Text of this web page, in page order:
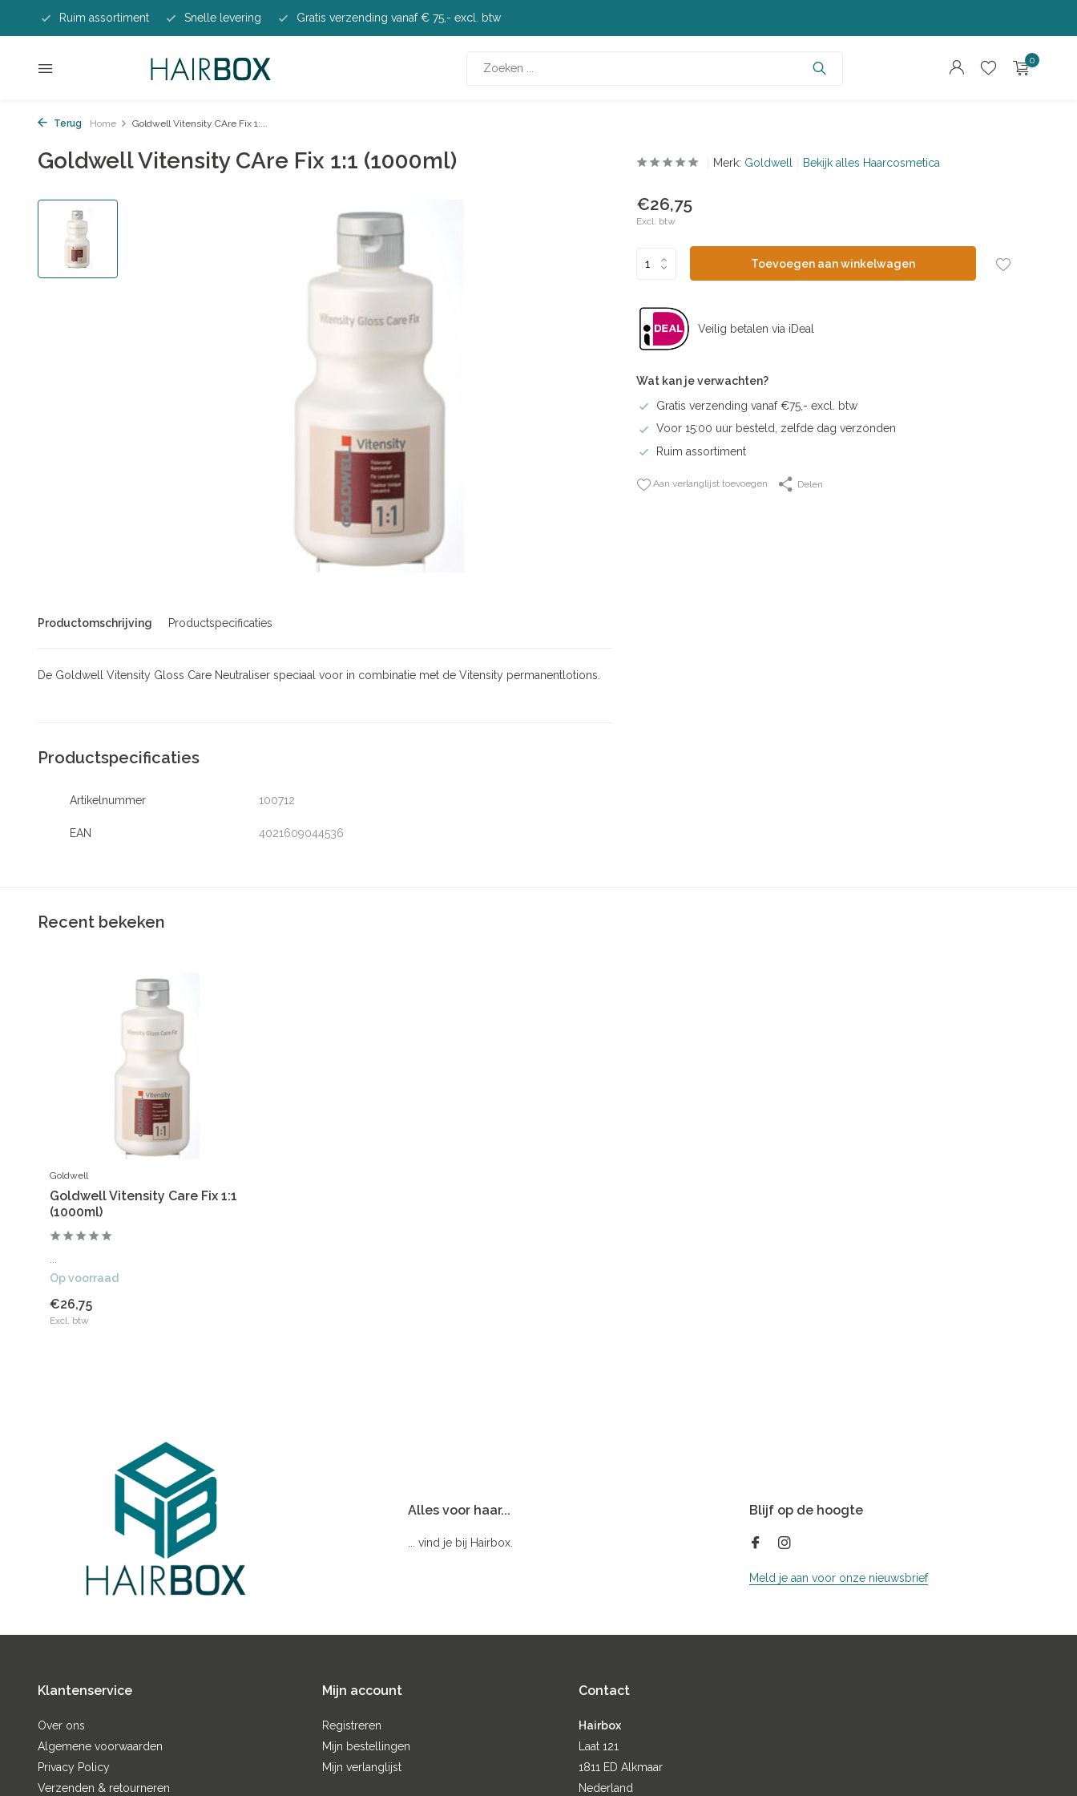
Ruim assortiment Snelle levering Gratis verzending vanaf € 75,- excl. btw
0
Terug Home Goldwell Vitensity CAre Fix 1:...
Goldwell Vitensity CAre Fix 1:1 (1000ml)
Productomschrijving Productspecificaties
De Goldwell Vitensity Gloss Care Neutraliser speciaal voor in combinatie met de Vitensity permanentlotions.
Productspecificaties
Artikelnummer 100712
EAN 4021609044536
Merk: Goldwell Bekijk alles Haarcosmetica
€26,75
Excl. btw
Toevoegen aan winkelwagen
Veilig betalen via iDeal
Wat kan je verwachten?
Gratis verzending vanaf €75,- excl. btw
Voor 15:00 uur besteld, zelfde dag verzonden
Ruim assortiment
Aan verlanglijst toevoegen Delen
Recent bekeken
Goldwell
Goldwell Vitensity Care Fix 1:1
(1000ml)
Op voorraad
€26,75
Excl. btw
Alles voor haar...
... vind je bij Hairbox.
Blijf op de hoogte
Meld je aan voor onze nieuwsbrief
Klantenservice
Over ons
Algemene voorwaarden
Privacy Policy
Verzenden & retourneren
Mijn account
Registreren
Mijn bestellingen
Mijn verlanglijst
Contact
Hairbox
Laat 121
1811 ED Alkmaar
Nederland